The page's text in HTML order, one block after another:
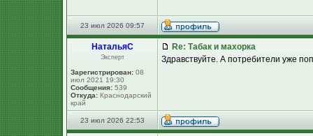
23 июл 2026 09:57
НатальяС
Эксперт
Зарегистрирован: 08
июл 2021 19:30
Сообщения: 539
Откуда: Краснодарский
край
Re: Табак и махорка
Здравствуйте. А потребители уже
23 июл 2026 22:53